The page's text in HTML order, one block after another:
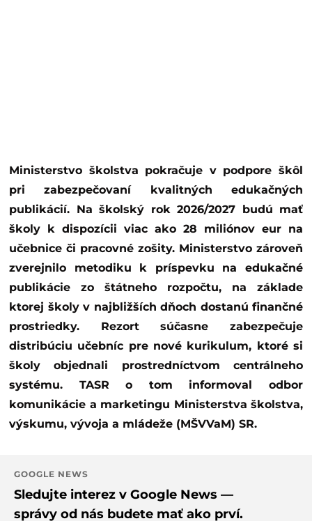
Ministerstvo školstva pokračuje v podpore škôl
pri zabezpečovaní kvalitných edukačných
publikácií. Na školský rok 2026/2027 budú mať
školy k dispozícii viac ako 28 miliónov eur na
učebnice či pracovné zošity. Ministerstvo zároveň
zverejnilo metodiku k príspevku na edukačné
publikácie zo štátneho rozpočtu, na základe
ktorej školy v najbližších dňoch dostanú finančné
prostriedky. Rezort súčasne zabezpečuje
distribúciu učebníc pre nové kurikulum, ktoré si
školy objednali prostredníctvom centrálneho
systému. TASR o tom informoval odbor
komunikácie a marketingu Ministerstva školstva,
výskumu, vývoja a mládeže (MŠVVaM) SR.
GOOGLE NEWS
Sledujte interez v Google News —
správy od nás budete mať ako prví.